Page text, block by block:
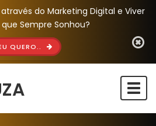
através do Marketing Digital e Viver
Sempre Sonhou?
QUERO..